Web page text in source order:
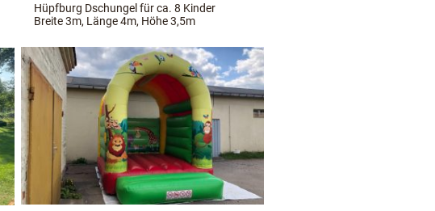
Hüpfburg Dschungel für ca. 8 Kinder
Breite 3m, Länge 4m, Höhe 3,5m